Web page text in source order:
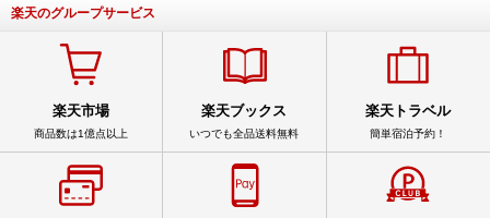
楽天のグループサービス
楽天市場
商品数は1億点以上
楽天ブックス
いつでも全品送料無料
楽天トラベル
簡単宿泊予約！